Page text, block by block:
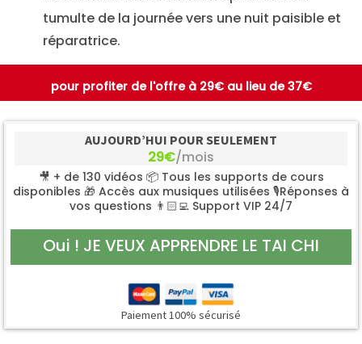
tumulte de la journée vers une nuit paisible et
réparatrice.
pour profiter de l'offre à 29€ au lieu de 37€
AUJOURD’HUI POUR SEULEMENT
29€/mois
🎥 + de 130 vidéos 📦 Tous les supports de cours
disponibles 🎁 Accès aux musiques utilisées 🎙Réponses à
vos questions 👨🏻‍💻 Support VIP 24/7
Oui ! JE VEUX APPRENDRE LE TAI CHI
Paiement 100% sécurisé